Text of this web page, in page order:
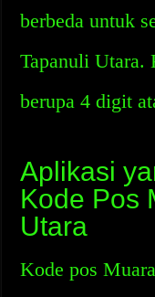
berbeda untuk
Tapanuli Utara.
berupa 4 digit
Aplikasi
Kode Pos
Utara
Kode pos